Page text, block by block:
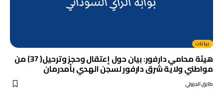
بيانات
هيئة محامي دارفور: بيان حول إعتقال وحجز وترحيل( 37) من
مواطني ولاية شرق دارفور لسجن الهدي بأمدرمان
طارق الجزولي